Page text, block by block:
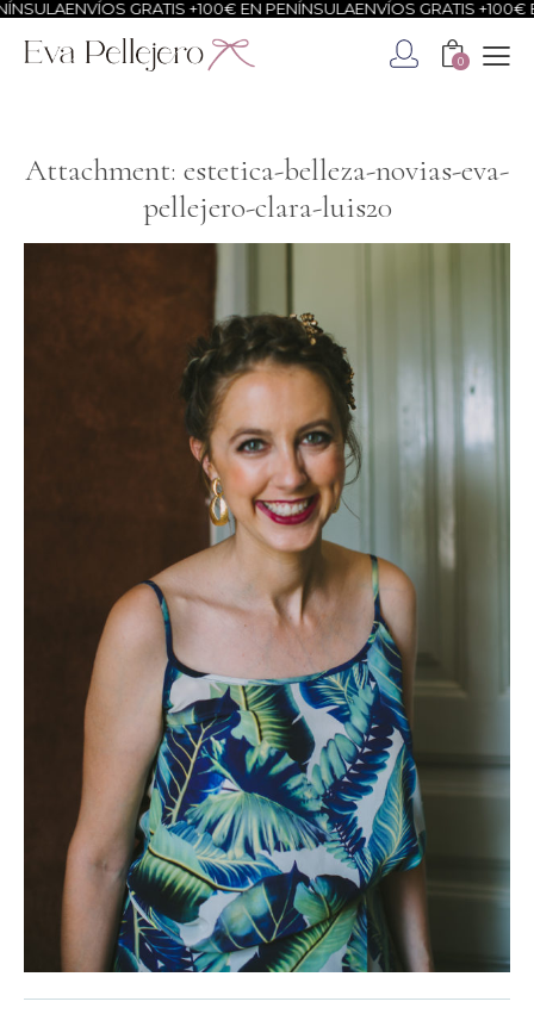
ENVÍOS GRATIS +100€ EN PENÍNSULAENVÍOS GRATIS +100€
0
Attachment: estetica-belleza-novias-eva-
pellejero-clara-luis20